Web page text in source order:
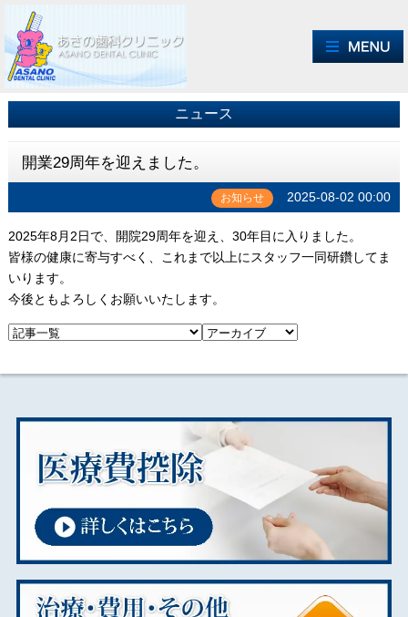
ニュース
開業29周年を迎えました。
お知らせ 2025-08-02 00:00
2025年8月2日で、開院29周年を迎え、30年目に入りました。
皆様の健康に寄与すべく、これまで以上にスタッフ一同研鑽してま
いります。
今後ともよろしくお願いいたします。